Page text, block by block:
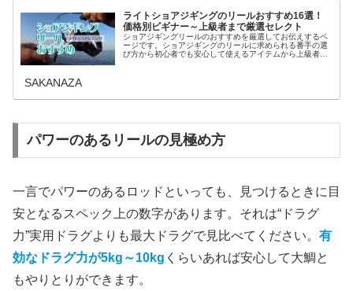
ライトショアジギングのリールおすすめ16選！
価格別ビギナー～上級者まで厳選セレクト
ショアジギングリールのおすすめを厳選してお伝えするペ
ージです。ショアジギングのリールに求められる番手の選
び方から初心者でも安心して使えるアイテムから上級者も
SAKANAZA
パワーのあるリールの見極め方
一言でパワーのあるロッドといっても、見つけるときに目
安となるスペック上の数字があります。それは“ドラグ
力”実用ドラグよりも最大ドラグで見比べてください。 有
効なドラグ力が5kg～10kg くらいあれば安心して大鯛と
もやりとりができます。